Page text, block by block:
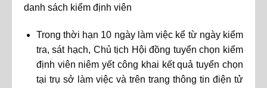
danh sách kiểm định viên
Trong thời hạn 10 ngày làm việc kể từ ngày kiểm
tra, sát hạch, Chủ tịch Hội đồng tuyển chọn kiểm
định viên niêm yết công khai kết quả tuyển chọn
tại trụ sở làm việc và trên trang thông tin điện tử